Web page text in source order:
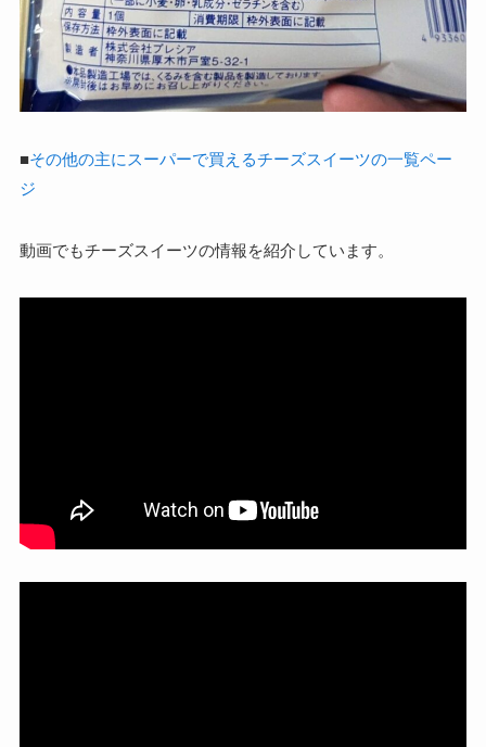
■その他の主にスーパーで買えるチーズスイーツの一覧ペー
ジ
動画でもチーズスイーツの情報を紹介しています。